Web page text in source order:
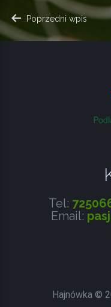
Poprzedni wpis
Tel:
Email:
Hajnówka ©